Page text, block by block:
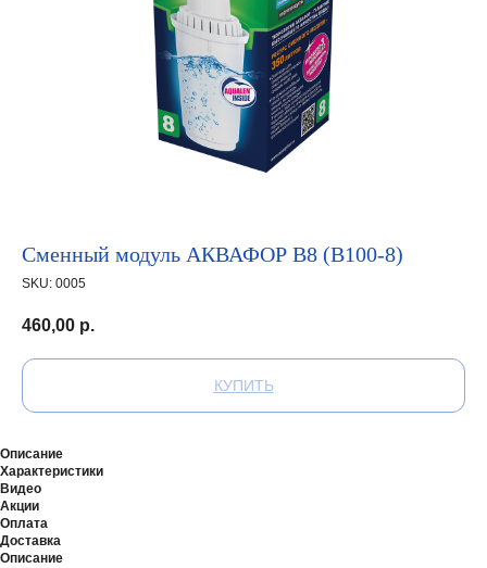
Сменный модуль АКВАФОР В8 (В100-8)
SKU: 0005
460,00 р.
КУПИТЬ
Описание
Характеристики
Видео
Акции
Оплата
Доставка
Описание